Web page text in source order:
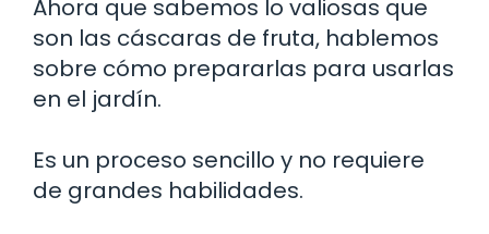
Ahora que sabemos lo valiosas que
son las cáscaras de fruta, hablemos
sobre cómo prepararlas para usarlas
en el jardín.
Es un proceso sencillo y no requiere
de grandes habilidades.